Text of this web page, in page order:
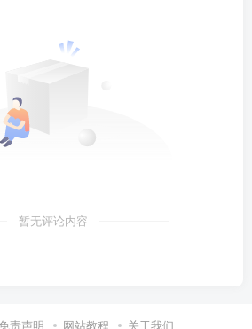
暂无评论内容
责声明 网站教程 关于我们